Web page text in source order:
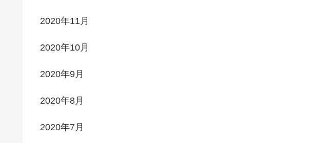
2020年11月
2020年10月
2020年9月
2020年8月
2020年7月